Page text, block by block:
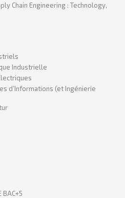
Chain Engineering : Technology,
Industrielle
d’Informations (et Ingénierie
BAC+5